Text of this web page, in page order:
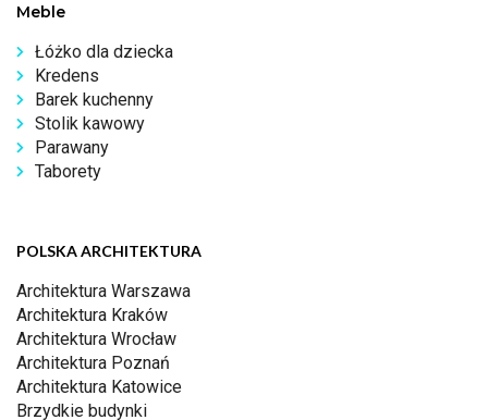
Meble
Łóżko dla dziecka
Kredens
Barek kuchenny
Stolik kawowy
Parawany
Taborety
POLSKA ARCHITEKTURA
Architektura Warszawa
Architektura Kraków
Architektura Wrocław
Architektura Poznań
Architektura Katowice
Brzydkie budynki